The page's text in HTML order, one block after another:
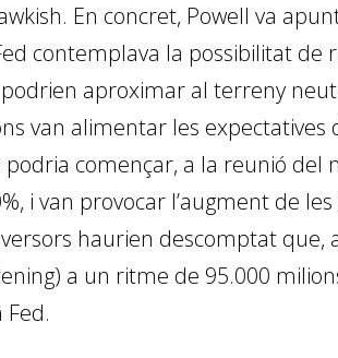
En concret, Powell va
contemplava la possibilitat de
aproximar al terreny
van alimentar les
començar, a la reunió del
i van provocar l’augment de
haurien descomptat
a un ritme de 95.000